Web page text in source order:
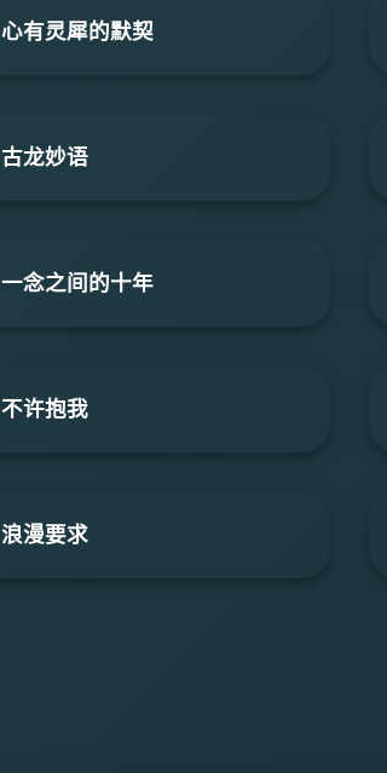
心有灵犀的默契
古龙妙语
一念之间的十年
不许抱我
浪漫要求